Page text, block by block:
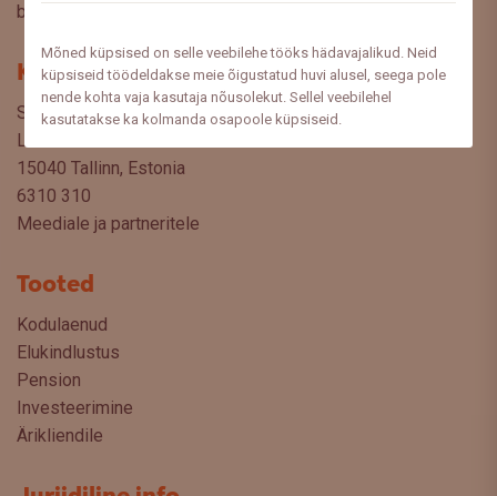
Mõned küpsised on selle veebilehe tööks hädavajalikud. Neid
küpsiseid töödeldakse meie õigustatud huvi alusel, seega pole
nende kohta vaja kasutaja nõusolekut. Sellel veebilehel
kasutatakse ka kolmanda osapoole küpsiseid.
blogist lugeda sooviksite: meedia@swedbank.ee.
Kontakt
Swedbank AS
Liivalaia 34
15040 Tallinn, Estonia
6310 310
Meediale ja partneritele
Tooted
Kodulaenud
Elukindlustus
Pension
Investeerimine
Ärikliendile